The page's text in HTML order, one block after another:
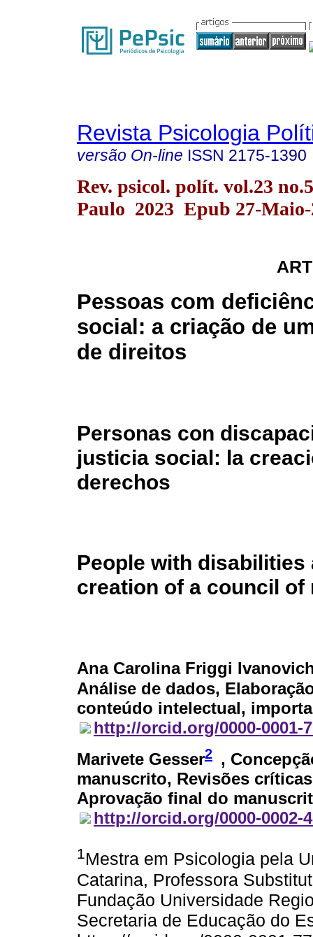
Revista Psicologia
versão On-line ISSN 2175-1390
Rev. psicol. polít. vol.23
Paulo 2023 Epub 27-Maio-
Pessoas com
social: a criação de
de direitos
Personas con
justicia social: la
derechos
People with
creation of a council of
Ana Carolina Friggi
Análise de dados,
conteúdo intelectual,
http://orcid.org/0000-0001-
Marivete Gesser2 ,
manuscrito, Revisões
Aprovação final do
http://orcid.org/0000-0002-
1Mestra em Psicologia pela
Catarina, Professora
Fundação Universidade
Secretaria de Educação do